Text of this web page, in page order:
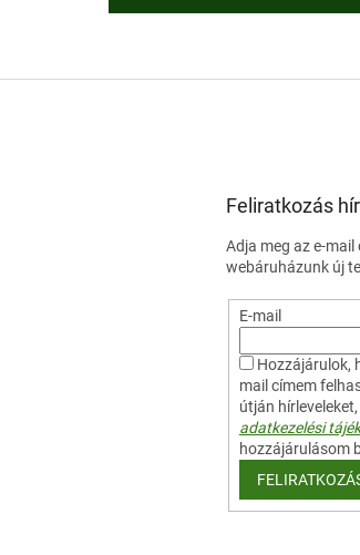
Feliratkozás
Adja meg az e-
webáruházunk új
E-mail
Hozzájárulok,
mail címem
útján
adatkezelési
hozzájárulásom